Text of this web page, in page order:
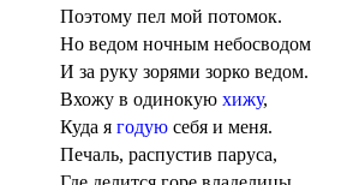
Поэтому пел мой потомок.
Но ведом ночным небосводом
И за руку зорями зорко ведом.
Вхожу в одинокую хижу,
Куда я годую себя и меня.
Печаль, распустив паруса,